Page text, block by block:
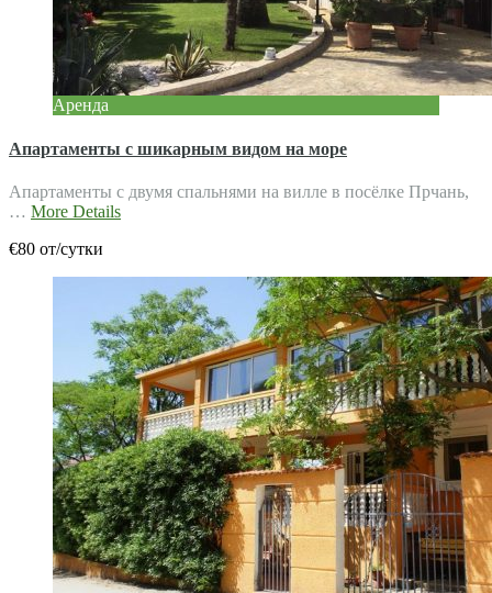
Аренда
Апартаменты с шикарным видом на море
Апартаменты с двумя спальнями на вилле в посёлке Прчань,
… More Details
€80 от/сутки